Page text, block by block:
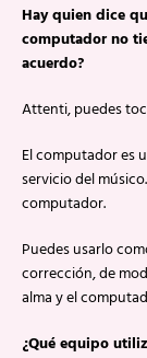
Hay quien dice
computador no
acuerdo?
Attenti, puedes
El computador es
servicio del
computador.
Puedes usarlo
corrección, de
alma y el
¿Qué equipo